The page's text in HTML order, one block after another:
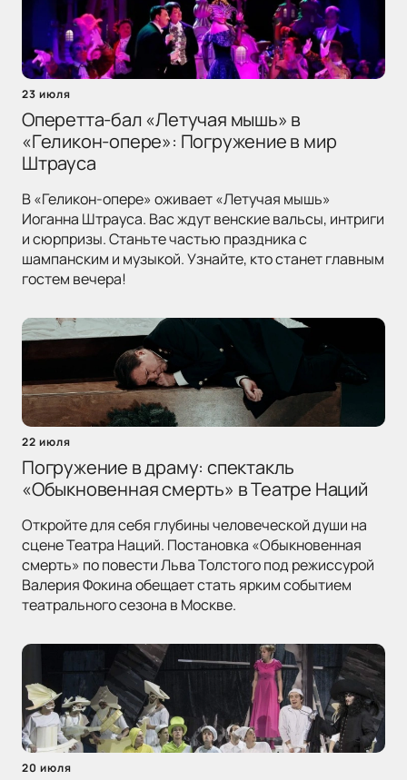
23 июля
Оперетта-бал «Летучая мышь» в
«Геликон-опере»: Погружение в мир
Штрауса
В «Геликон-опере» оживает «Летучая мышь»
Иоганна Штрауса. Вас ждут венские вальсы, интриги
и сюрпризы. Станьте частью праздника с
шампанским и музыкой. Узнайте, кто станет главным
гостем вечера!
22 июля
Погружение в драму: спектакль
«Обыкновенная смерть» в Театре Наций
Откройте для себя глубины человеческой души на
сцене Театра Наций. Постановка «Обыкновенная
смерть» по повести Льва Толстого под режиссурой
Валерия Фокина обещает стать ярким событием
театрального сезона в Москве.
20 июля